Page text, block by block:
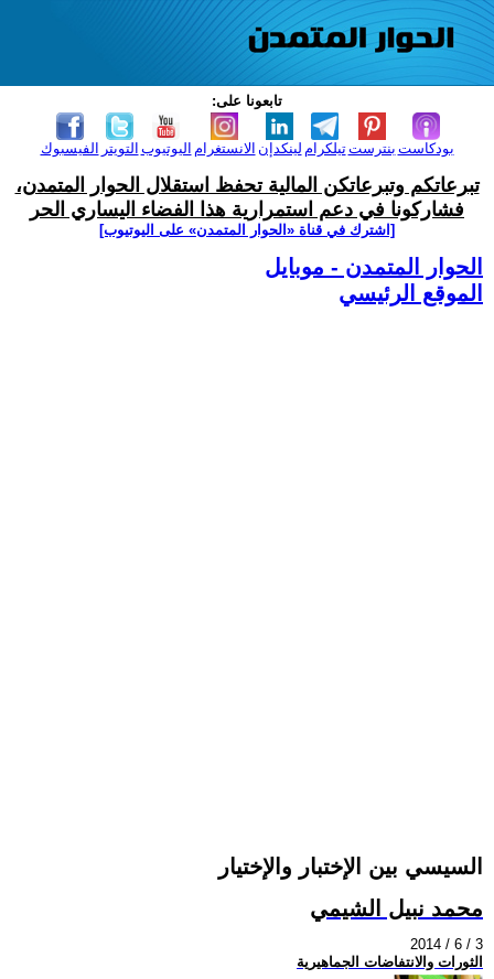
تابعونا على:
الفيسبوك التويتر اليوتيوب الانستغرام لينكدإن تيلكرامبنترست بودكاست
تبرعاتكم وتبرعاتكن المالية تحفظ استقلال الحوار المتمدن،
فشاركونا في دعم استمرارية هذا الفضاء اليساري الحر
[اشترك في قناة ‫«الحوار المتمدن» على اليوتيوب]
الحوار المتمدن - موبايل
الموقع الرئيسي
السيسي بين الإختبار والإختيار
محمد نبيل الشيمي
2014 / 6 / 3
الثورات والانتفاضات الجماهيرية